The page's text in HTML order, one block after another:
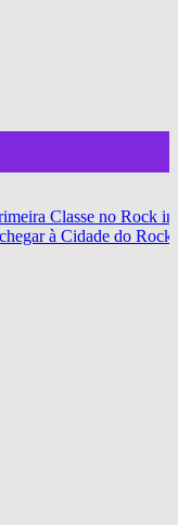
Classe no Rock in
à Cidade do Rock